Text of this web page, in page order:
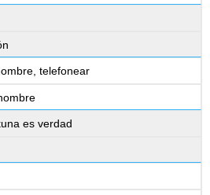
telefonear
es verdad